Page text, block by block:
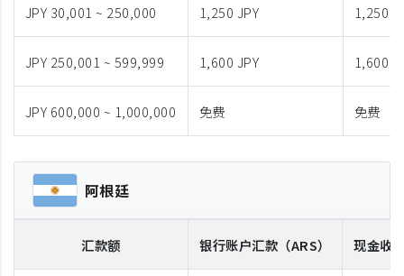
JPY 30,001 ~ 250,000 1,250 JPY 1,250
JPY 250,001 ~ 599,999 1,600 JPY 1,600
JPY 600,000 ~ 1,000,000 免费 免费
阿根廷
汇款额 银行账户汇款 （ARS） 现金收